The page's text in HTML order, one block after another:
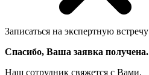
Записаться на экспертную встречу
Спасибо, Ваша заявка получена.
Наш сотрудник свяжется с Вами.